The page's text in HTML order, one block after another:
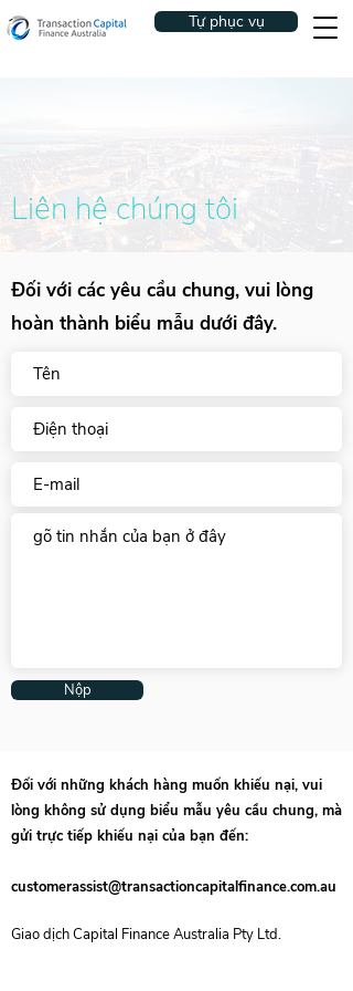
Tự phục vụ
Liên hệ chúng tôi
Đối với các yêu cầu chung, vui lòng
hoàn thành biểu mẫu dưới đây.
Nộp
Đối với những khách hàng muốn khiếu nại, vui
lòng không sử dụng biểu mẫu yêu cầu chung, mà
gửi trực tiếp khiếu nại của bạn đến:
customerassist@transactioncapitalfinance.com.au
Giao dịch Capital Finance Australia Pty Ltd.